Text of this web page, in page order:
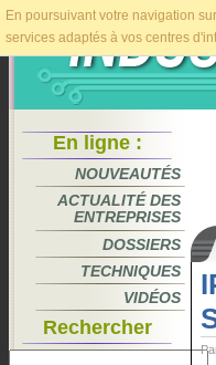
En poursuivant votre navigation
services adaptés à vos centres
En ligne :
NOUVEAUTÉS
ACTUALITÉ DES
ENTREPRISES
DOSSIERS
TECHNIQUES
VIDÉOS
Rechercher